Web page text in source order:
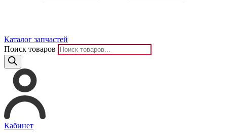
Каталог запчастей
Поиск товаров
Кабинет